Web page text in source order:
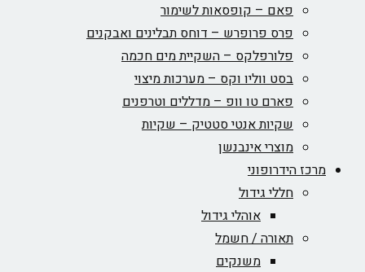
פאם – קופסאות לשימור
פרס פרופרש – דוחס תבלינים ואבקנים
פלורפלקס – השקיית מים חכמה
בסט ווליו וקס – מערכות מיצוי
פארם טו וופ – מדללים וטרפנים
שקיות אנטי סטטיק – שקיות
מוצרי אינבנשן
מרכז הידרופוני
חללי גידול
אוהלי גידול
תאורה / חשמל
משנקים